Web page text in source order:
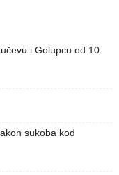
i Golupcu od 10.
sukoba kod